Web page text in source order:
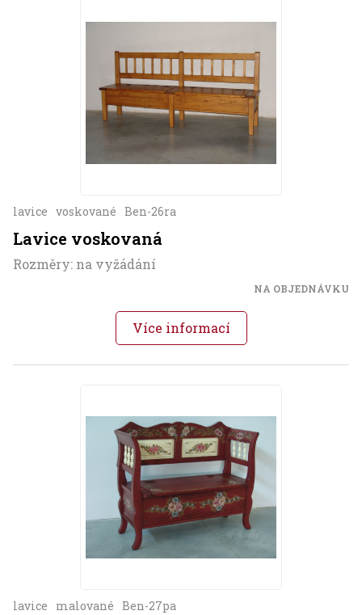
lavice voskované Ben-26ra
Lavice voskovaná
Rozměry: na vyžádání
NA OBJEDNÁVKU
Více informací
lavice malované Ben-27pa